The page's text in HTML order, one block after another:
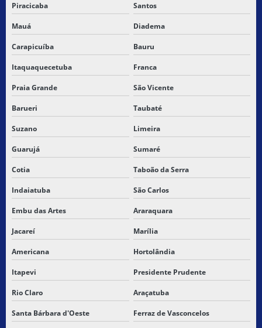
EMPRESA DE TRANSPORTE TERCEIRIZADO
EMPRESA DE TRANSPORTE VALORES
EMPRESAS DE CARGAS FRACIONADAS
EMPRESAS QUE FAZEM TRANSPORTE DE MERCADORIAS
ENTREGA DE CARGA
ENTREGA CARGA RÁPIDA
ENTREGA CARGA VISTA
ENTREGA DE PEQUENAS CARGAS
FRETE DE CARGA SECA
FRETE E TRANSPORTE DE PEQUENAS CARGAS
GUIAS DE TRANSPORTE DEVOLUÇÃO
Piracicaba Santos
Mauá Diadema
Carapicuíba Bauru
Itaquaquecetuba Franca
Praia Grande São Vicente
Barueri Taubaté
Suzano Limeira
Guarujá Sumaré
Cotia Taboão da Serra
Indaiatuba São Carlos
Embu das Artes Araraquara
Jacareí Marília
Americana Hortolândia
Itapevi Presidente Prudente
Rio Claro Araçatuba
Santa Bárbara d'Oeste Ferraz de Vasconcelos